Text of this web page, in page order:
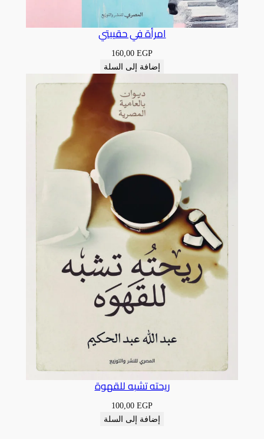
امرأة في حقيبتي
160,00 EGP
إضافة إلى السلة
ريحته تشبه للقهوة
100,00 EGP
إضافة إلى السلة